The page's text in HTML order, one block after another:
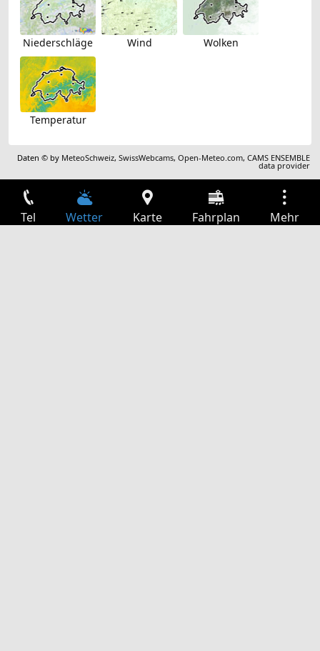
Niederschläge Wind Wolken
Temperatur
Daten © by MeteoSchweiz,SwissWebcams,Open-Meteo.com,CAMS ENSEMBLE
data provider
Tel Wetter Karte Fahrplan Mehr